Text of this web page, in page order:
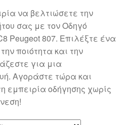
να βελτιώσετε την
σας με τον Οδηγό
Peugeot 807. Επιλέξτε ένα
ποιότητα και την
για μια
Αγοράστε τώρα και
εμπειρία οδήγησης χωρίς